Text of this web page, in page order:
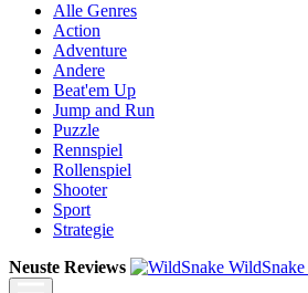
Alle Genres
Action
Adventure
Andere
Beat'em Up
Jump and Run
Puzzle
Rennspiel
Rollenspiel
Shooter
Sport
Strategie
Neuste Reviews
WildSnake